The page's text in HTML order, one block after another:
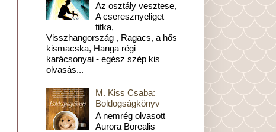
Az osztály vesztese,
A cseresznyeliget
titka,
Visszhangország , Ragacs, a hős
kismacska, Hanga régi
karácsonyai - egész szép kis
olvasás...
M. Kiss Csaba:
Boldogságkönyv
A nemrég olvasott
Aurora Borealis